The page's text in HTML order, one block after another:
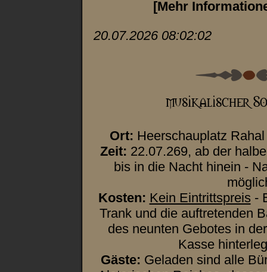
[Mehr
20.07.2026 08:02:02
Ort: Heerschauplatz
Zeit: 22.07.269, ab der
bis in die Nacht hinein -
Kosten: Kein Eintrittspreis-
Trank und die auftretenden
des neunten Gebotes in
Kasse
Gäste: Geladen sind alle